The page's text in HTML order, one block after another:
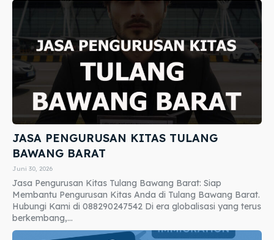
JASA PENGURUSAN KITAS TULANG
BAWANG BARAT
Juni 30, 2026
Jasa Pengurusan Kitas Tulang Bawang Barat: Siap
Membantu Pengurusan Kitas Anda di Tulang Bawang Barat.
Hubungi Kami di 088290247542 Di era globalisasi yang terus
berkembang,...